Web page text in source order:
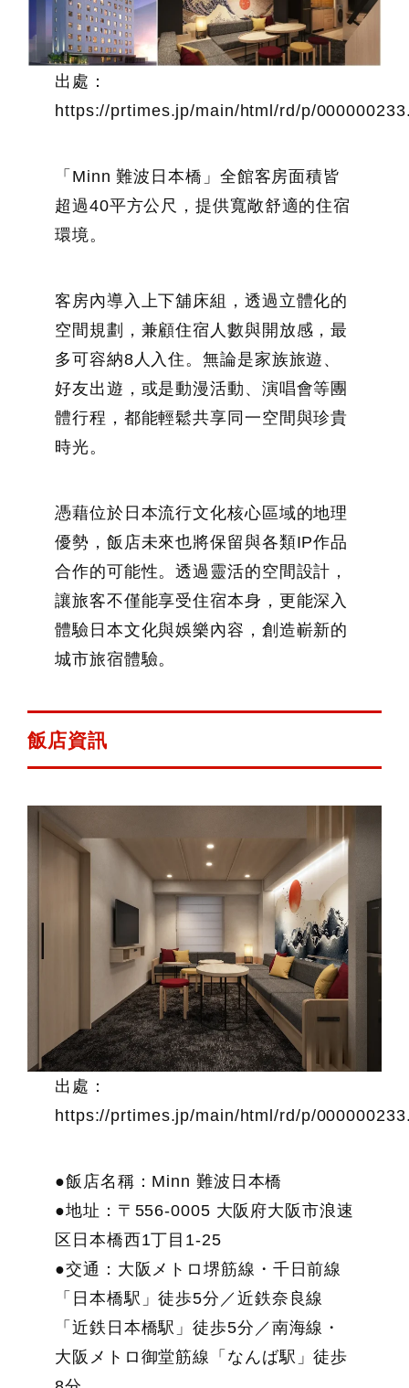
出處：
https://prtimes.jp/main/html/rd/p/
「Minn 難波日本橋」全館客房面積皆
超過40平方公尺，提供寬敞舒適的住宿
環境。
客房內導入上下舖床組，透過立體化的
空間規劃，兼顧住宿人數與開放感，最
多可容納8人入住。無論是家族旅遊、
好友出遊，或是動漫活動、演唱會等團
體行程，都能輕鬆共享同一空間與珍貴
時光。
憑藉位於日本流行文化核心區域的地理
優勢，飯店未來也將保留與各類IP作品
合作的可能性。透過靈活的空間設計，
讓旅客不僅能享受住宿本身，更能深入
體驗日本文化與娛樂內容，創造嶄新的
城市旅宿體驗。
飯店資訊
出處：
https://prtimes.jp/main/html/rd/p/
●飯店名稱：Minn 難波日本橋
●地址：〒556-0005 大阪府大阪市浪速
区日本橋西1丁目1-25
●交通：大阪メトロ堺筋線・千日前線
「日本橋駅」徒歩5分／近鉄奈良線
「近鉄日本橋駅」徒歩5分／南海線・
大阪メトロ御堂筋線「なんば駅」徒歩